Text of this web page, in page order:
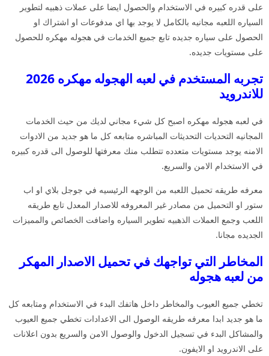
على قدره كبيره في الاستخدام والحصول ايضا على عملات ذهبيه لتطوير
السياره اللعبه مجانيه بالكامل لا يوجد بها اي مدفوعات او اشتراك او
الحصول على سياره جديده تابع جميع الخدمات في هجوله مهكره للحصول
على مستويات جديده.
تجربه المستخدم في لعبه الهجوله مهكره 2026
للاندرويد
في لعبه هجوله مهكره اصبح كل شيء مجاني لديك من حيث الخدمات
المجانيه التحديات التحديثات المباشره متابعه كل ما هو جديد من الادوات
الامنه يوجد مستويات متعدده تتطلب منك معرفتها للوصول الى قدره كبيره
في الاستخدام الامن والسريع.
معرفه طريقه تحميل اللعبه من الوجهه الرئيسيه في جوجل بلاي او اب
ستور او التحميل من مصادر غير المعروفه للاصدار المعدل تابع طريقه
اللعب وجمع العملات الذهبيه تطوير السياره واضافت الخصائص والمميزات
الجديده مجانا.
المخاطر التي تواجهك في تحميل الاصدار المهكر
من لعبه هجوله
تخطي جميع العيوب والمخاطر داخل هاتفك البدء في الاستخدام ومتابعه كل
ما هو جديد ابدا معرفه طريقه الوصول الى الاعدادات تخطي جميع العيوب
والمشاكل البدء في تسجيل الدخول والوصول الامن والسريع بدون اعلانات
على الاندرويد او الايفون.